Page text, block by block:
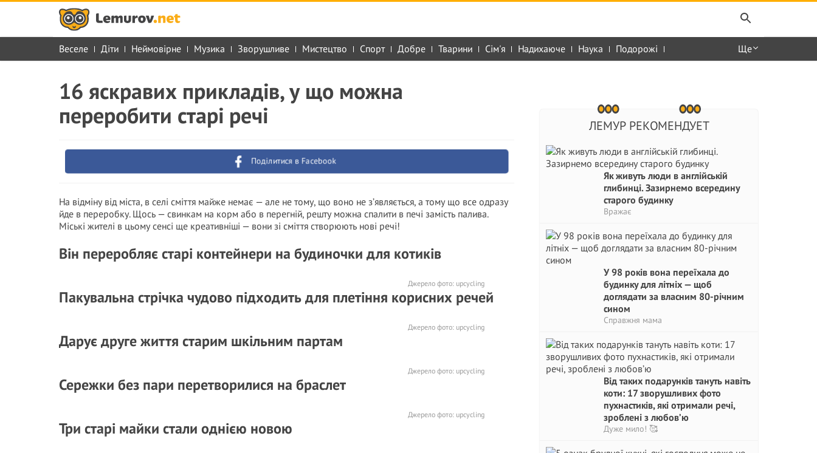
Веселе Діти Неймовірне Музика Зворушливе Мистецтво Спорт Добре Тварини Сім'я Надихаюче Наука Подорожі Ще
ЛЕМУР РЕКОМЕНДУЕТ
Як живуть люди в англійській
глибинці. Зазирнемо всередину
старого будинку
Вражає
У 98 років вона переїхала до
будинку для літніх — щоб
доглядати за власним 80-річним
сином
Справжня мама
Від таких подарунків тануть навіть
коти: 17 зворушливих фото
пухнастиків, які отримали речі,
зроблені з любов’ю
Дуже мило! 🥰
16 яскравих прикладів, у що можна
переробити старі речі
Поділитися в Facebook
На відміну від міста, в селі сміття майже немає — але не тому, що воно не з’являється, а тому що все одразу
йде в переробку. Щось — свинкам на корм або в перегній, решту можна спалити в печі замість палива.
Міські жителі в цьому сенсі ще креативніші — вони зі сміття створюють нові речі!
Він переробляє старі контейнери на будиночки для котиків
Джерело фото: upcycling
Пакувальна стрічка чудово підходить для плетіння корисних речей
Джерело фото: upcycling
Дарує друге життя старим шкільним партам
Джерело фото: upcycling
Сережки без пари перетворилися на браслет
Джерело фото: upcycling
Три старі майки стали однією новою